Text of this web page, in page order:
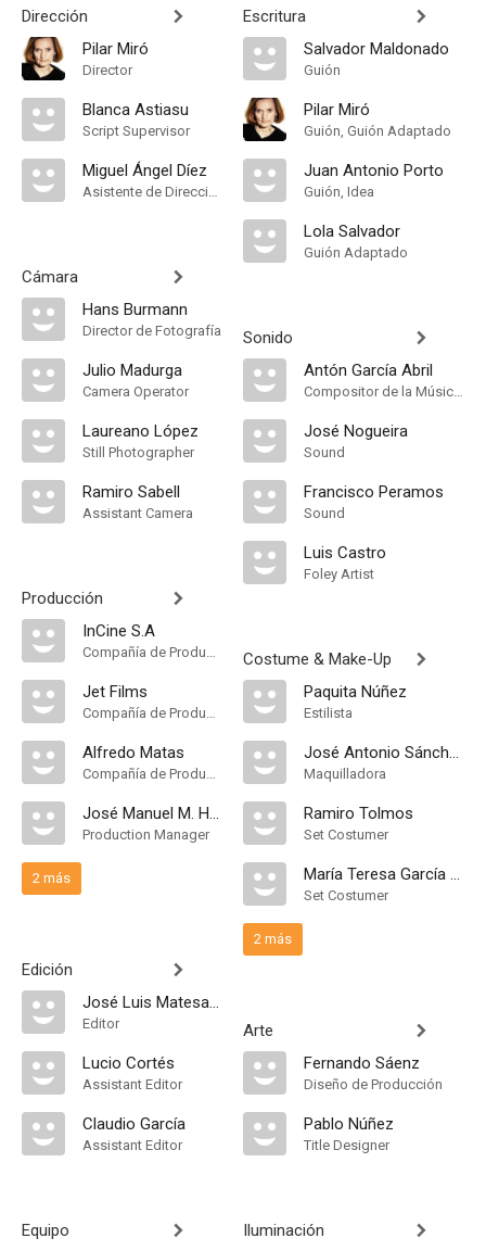
Dirección
Pilar Miró
Director
Blanca Astiasu
Script Supervisor
Miguel Ángel Díez
Asistente de Dirección
Cámara
Hans Burmann
Director de Fotografía
Julio Madurga
Camera Operator
Laureano López
Still Photographer
Ramiro Sabell
Assistant Camera
Producción
InCine S.A
Compañía de Produccion
Jet Films
Compañía de Produccion
Alfredo Matas
Compañía de Produccion, Productor Ejecutivo
José Manuel M. Herrero
Production Manager
2 más
Edición
José Luis Matesanz
Editor
Lucio Cortés
Assistant Editor
Claudio García
Assistant Editor
Equipo
Escritura
Salvador Maldonado
Guión
Pilar Miró
Guión, Guión Adaptado
Juan Antonio Porto
Guión, Idea
Lola Salvador
Guión Adaptado
Sonido
Antón García Abril
Compositor de la Música Original
José Nogueira
Sound
Francisco Peramos
Sound
Luis Castro
Foley Artist
Costume & Make-Up
Paquita Núñez
Estilista
José Antonio Sánchez
Maquilladora
Ramiro Tolmos
Set Costumer
María Teresa García Trueba
Set Costumer
2 más
Arte
Fernando Sáenz
Diseño de Producción
Pablo Núñez
Title Designer
Iluminación